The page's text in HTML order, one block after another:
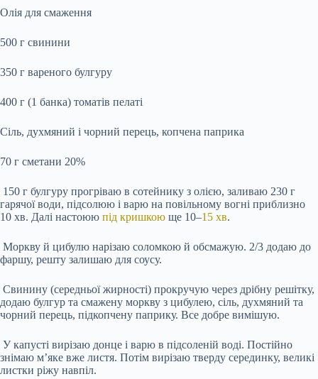
Олія для смаження
500 г свинини
350 г вареного булгуру
400 г (1 банка) томатів пелаті
Сіль, духмяний і чорний перець, копчена паприка
70 г сметани 20%
150 г булгуру прогріваю в сотейнику з олією, заливаю 230 г
гарячої води, підсолюю і варю на повільному вогні приблизно
10 хв. Далі настоюю під кришкою ще 10–15 хв.
Моркву й цибулю нарізаю соломкою й обсмажую. 2/3 додаю до
фаршу, решту залишаю для соусу.
Свинину (середньої жирності) прокручую через дрібну решітку,
додаю булгур та смажену моркву з цибулею, сіль, духмяний та
чорний перець, підкопчену паприку. Все добре вимішую.
У капусті вирізаю донце і варю в підсоленій воді. Постійно
знімаю мʼяке вже листя. Потім вирізаю тверду серединку, великі
листки ріжу навпіл.